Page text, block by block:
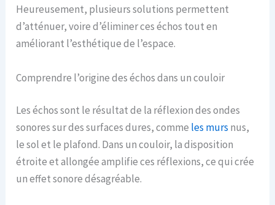
Heureusement, plusieurs solutions permettent
d’atténuer, voire d’éliminer ces échos tout en
améliorant l’esthétique de l’espace.
Comprendre l’origine des échos dans un couloir
Les échos sont le résultat de la réflexion des ondes
sonores sur des surfaces dures, comme les murs nus,
le sol et le plafond. Dans un couloir, la disposition
étroite et allongée amplifie ces réflexions, ce qui crée
un effet sonore désagréable.